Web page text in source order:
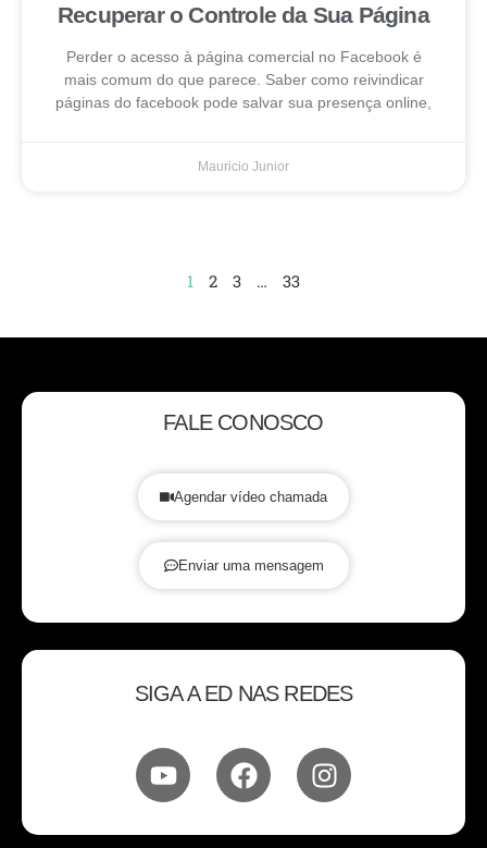
Recuperar o Controle da Sua Página
Perder o acesso à página comercial no Facebook é
mais comum do que parece. Saber como reivindicar
páginas do facebook pode salvar sua presença online,
Mauricio Junior
1 2 3 … 33
FALE CONOSCO
Agendar vídeo chamada
Enviar uma mensagem
SIGA A ED NAS REDES